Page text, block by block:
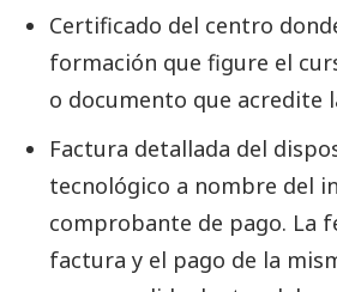
Certificado del centro
formación que figure el
o documento que acredite
Factura detallada del
tecnológico a nombre del
comprobante de pago. La
factura y el pago de la